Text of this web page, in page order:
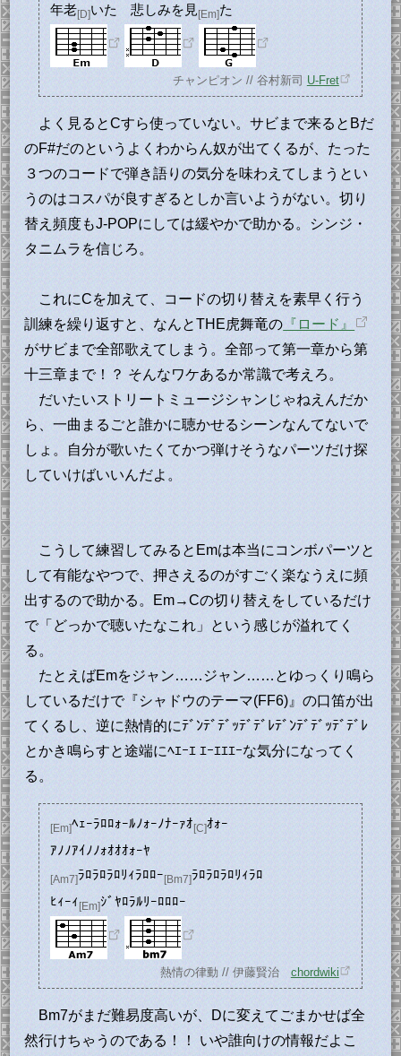
年老[D]いた 悲しみを見[Em]た
チャンピオン // 谷村新司 U-Fret
よく見るとCすら使っていない。サビまで来るとBだ
のF#だのというよくわからん奴が出てくるが、たった
３つのコードで弾き語りの気分を味わえてしまうとい
うのはコスパが良すぎるとしか言いようがない。切り
替え頻度もJ-POPにしては緩やかで助かる。シンジ・
タニムラを信じろ。
これにCを加えて、コードの切り替えを素早く行う
訓練を繰り返すと、なんとTHE虎舞竜の 『ロード』
がサビまで全部歌えてしまう。全部って第一章から第
十三章まで！？ そんなワケあるか常識で考えろ。
だいたいストリートミュージシャンじゃねえんだか
ら、一曲まるごと誰かに聴かせるシーンなんてないで
しょ。自分が歌いたくてかつ弾けそうなパーツだけ探
していけばいいんだよ。
こうして練習してみるとEmは本当にコンボパーツと
して有能なやつで、押さえるのがすごく楽なうえに頻
出するので助かる。Em→Cの切り替えをしているだけ
で「どっかで聴いたなこれ」という感じが溢れてく
る。
たとえばEmをジャン……ジャン……とゆっくり鳴ら
しているだけで『シャドウのテーマ(FF6)』の口笛が出
てくるし、逆に熱情的にﾃﾞﾝﾃﾞﾃﾞｯﾃﾞﾃﾞﾚﾃﾞﾝﾃﾞﾃﾞｯﾃﾞﾃﾞﾚ
とかき鳴らすと途端にﾍｴｰｴ ｴｰｴｴｴｰな気分になってく
る。
[Em]ﾍｪｰﾗﾛﾛｫｰﾙﾉｫｰﾉﾅｰｧｵ[C]ｵｫｰ
ｱﾉﾉｱｲﾉﾉｫｵｵｵｫｰﾔ
[Am7]ﾗﾛﾗﾛﾗﾛﾘｨﾗﾛﾛｰ[Bm7]ﾗﾛﾗﾛﾗﾛﾘｨﾗﾛ
ﾋｨｰｨ[Em]ｼﾞﾔﾛﾗﾙﾘｰﾛﾛﾛｰ
熱情の律動 // 伊藤賢治 chordwiki
Bm7がまだ難易度高いが、Dに変えてごまかせば全
然行けちゃうのである！！ いや誰向けの情報だよこ